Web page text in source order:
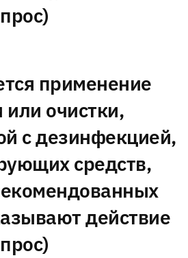
применение
или очистки,
с дезинфекцией,
средств,
действие